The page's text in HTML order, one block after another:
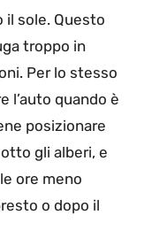
sole. Questo
troppo in
Per lo stesso
l’auto quando è
posizionare
gli alberi, e
ore meno
o dopo il